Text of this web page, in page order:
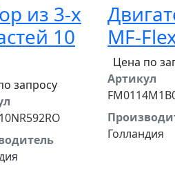
из 3-х
10
запросу
MF-
Цена по
Артикул
Голландия